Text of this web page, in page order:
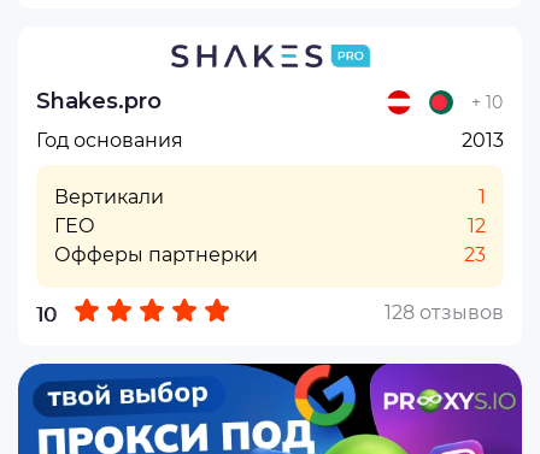
Shakes.pro + 10
Год основания 2013
Вертикали
1
ГЕО
12
Офферы партнерки
23
10 128 отзывов